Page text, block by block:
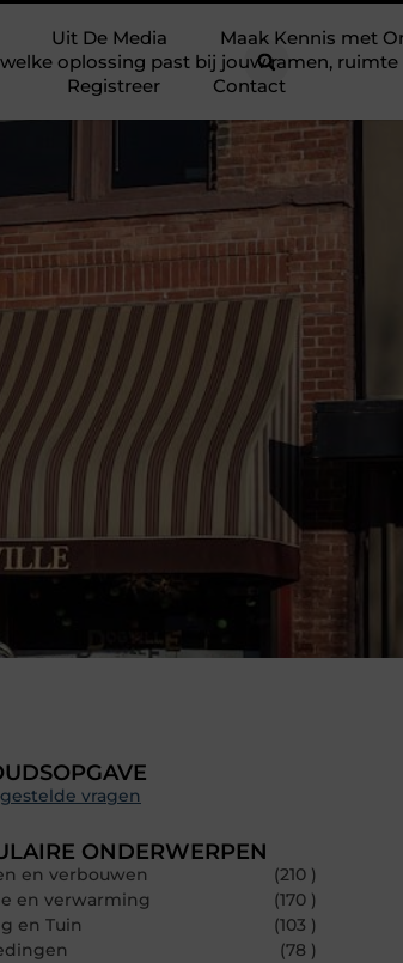
Uit De Media
Maak Kennis met
oplossing past bij jouw ramen,
Registreer
Contact
vragen
ONDERWERPEN
en verbouwen
(210 )
en verwarming
(170 )
en Tuin
(103 )
(78 )